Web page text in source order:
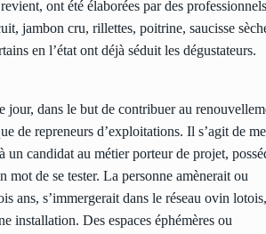
ont été élaborées par des
jambon cru, rillettes, poitrine, saucisse
en l’état ont déjà séduit les dégustateurs.
jour, dans le but de contribuer au
de repreneurs d’exploitations. Il s’agit de
candidat au métier porteur de projet,
de se tester. La personne amènerait ou
ans, s’immergerait dans le réseau ovin lotois,
installation. Des espaces éphémères ou